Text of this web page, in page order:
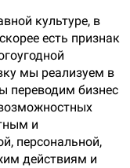
культуре, в
есть признак
мы реализуем в
переводим бизнес
и
персональной,
действиям и